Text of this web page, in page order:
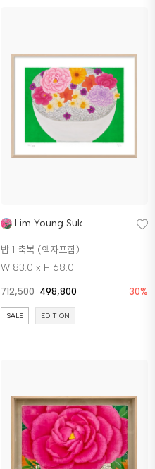
Lim Young Suk
밥 1 축복 (액자포함)
W 83.0 x H 68.0
712,500 498,800 30%
SALE EDITION